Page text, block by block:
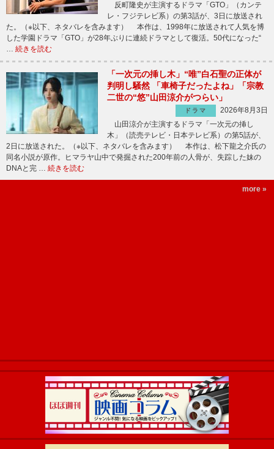
反町隆史が主演するドラマ「GTO」（カンテ
レ・フジテレビ系）の第3話が、3日に放送され
た。（※以下、ネタバレを含みます） 本作は、1998年に放送されて人気を博
した学園ドラマ「GTO」が28年ぶりに連続ドラマとして復活。50代になった“
… 続きを読む
「一次元の挿し木」“唯”白石聖の正体が
判明し騒然 「車椅子だったよね」「宗教
二世の“悠”山田涼介がつらい」
ドラマ
2026年8月3日
山田涼介が主演するドラマ「一次元の挿し
木」（読売テレビ・日本テレビ系）の第5話が、
2日に放送された。（※以下、ネタバレを含みます） 本作は、松下龍之介氏の
同名小説が原作。ヒマラヤ山中で発掘された200年前の人骨が、失踪した妹の
DNAと完 … 続きを読む
more »